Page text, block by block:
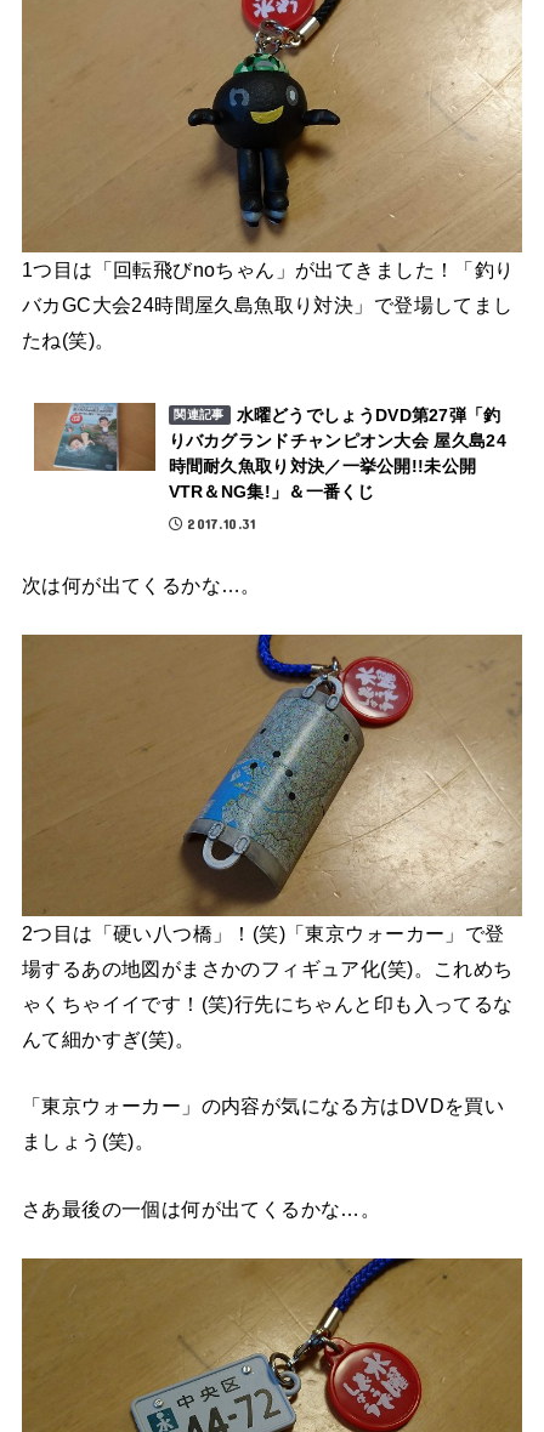
1つ目は「回転飛びnoちゃん」が出てきました！「釣り
バカGC大会24時間屋久島魚取り対決」で登場してまし
たね(笑)。
関連記事
水曜どうでしょうDVD第27弾「釣
りバカグランドチャンピオン大会 屋久島24
時間耐久魚取り対決／一挙公開!!未公開
VTR＆NG集!」＆一番くじ
2017.10.31
次は何が出てくるかな…。
2つ目は「硬い八つ橋」！(笑)「東京ウォーカー」で登
場するあの地図がまさかのフィギュア化(笑)。これめち
ゃくちゃイイです！(笑)行先にちゃんと印も入ってるな
んて細かすぎ(笑)。
「東京ウォーカー」の内容が気になる方はDVDを買い
ましょう(笑)。
さあ最後の一個は何が出てくるかな…。